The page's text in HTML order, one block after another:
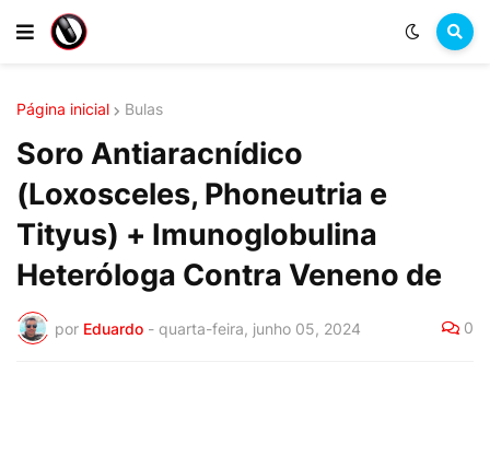
Página inicial Bulas
Soro Antiaracnídico
(Loxosceles, Phoneutria e
Tityus) + Imunoglobulina
Heteróloga Contra Veneno de
por Eduardo - quarta-feira, junho 05, 2024 0